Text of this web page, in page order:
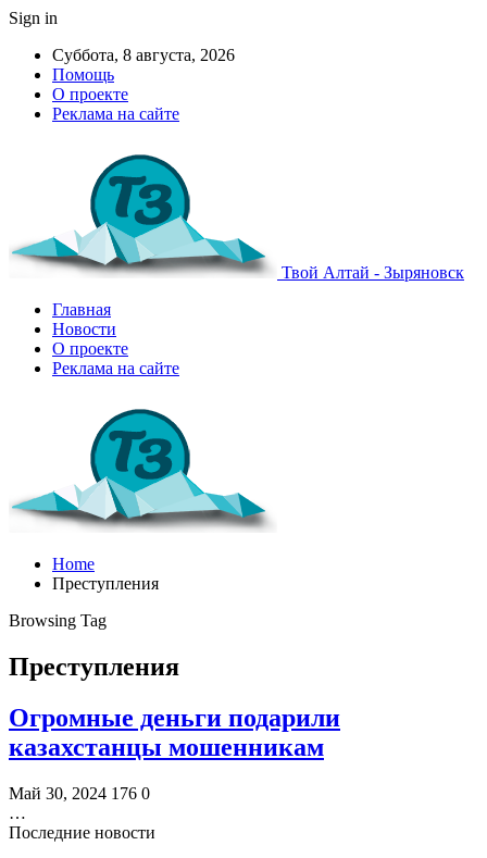
Sign in
Суббота, 8 августа, 2026
Помощь
О проекте
Реклама на сайте
Твой Алтай - Зыряновск
Главная
Новости
О проекте
Реклама на сайте
Home
Преступления
Browsing Tag
Преступления
Огромные деньги подарили
казахстанцы мошенникам
Май 30, 2024 176 0
…
Последние новости